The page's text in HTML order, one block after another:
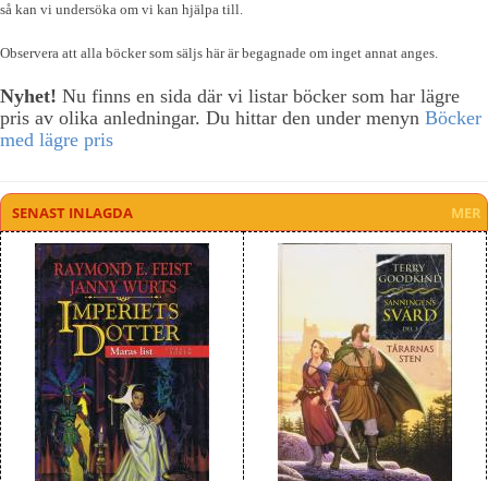
så kan vi undersöka om vi kan hjälpa till.
Observera att alla böcker som säljs här är begagnade om inget annat anges.
Nyhet! Nu finns en sida där vi listar böcker som har lägre
pris av olika anledningar. Du hittar den under menyn Böcker
med lägre pris
SENAST INLAGDA MER